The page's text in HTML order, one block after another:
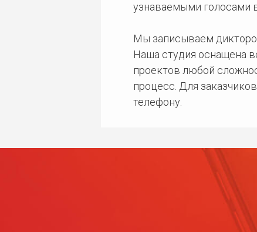
узнаваемыми голосами
Мы записываем
Наша студия оснащена
проектов любой
процесс. Для
телефону.